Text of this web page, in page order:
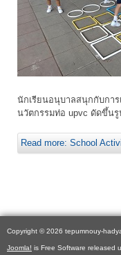
นักเรียนอนุบาลสนุกกับการ
นวัตกรรมท่อ upvc ดัดขึ้นรู
Read more: School
Copyright © 2026 tepumnouy-
Joomla! is Free Software released